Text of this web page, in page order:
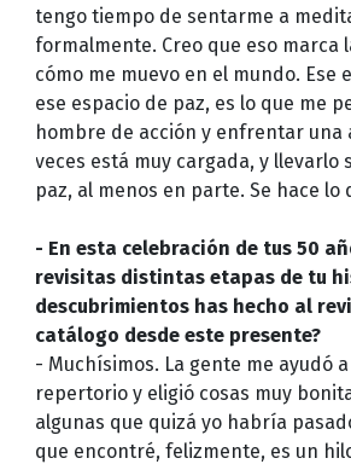
tengo tiempo de sentarme a
formalmente. Creo que eso marca
cómo me muevo en el mundo. Ese
ese espacio de paz, es lo que me
hombre de acción y enfrentar una
veces está muy cargada, y llevarlo
paz, al menos en parte. Se hace lo
- En esta celebración de tus 50
revisitas distintas etapas de tu
descubrimientos has hecho al
catálogo desde este presente?
- Muchísimos. La gente me ayudó
repertorio y eligió cosas muy
algunas que quizá yo habría
que encontré, felizmente, es un